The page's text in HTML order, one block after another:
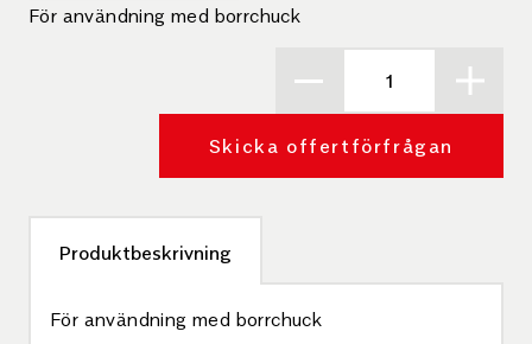
För användning med borrchuck
Skicka offertförfrågan
Produktbeskrivning
För användning med borrchuck